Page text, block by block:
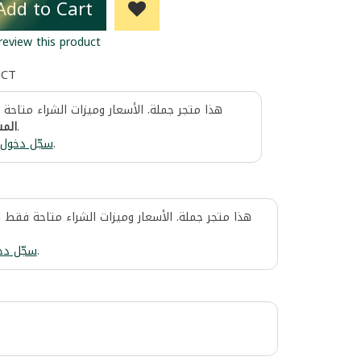
to Cart
this product
هذا متجر جملة. الأسعار وميزات الشراء
.
سجّل دخول.
هذا متجر جملة. الأسعار وميزات الشراء متاحة
سجّل.